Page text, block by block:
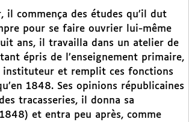
il commença des études qu’il dut
pour se faire ouvrier lui-même
ans, il travailla dans un atelier de
épris de l’enseignement primaire,
et remplit ces fonctions
1848. Ses opinions républicaines
tracasseries, il donna sa
et entra peu après, comme